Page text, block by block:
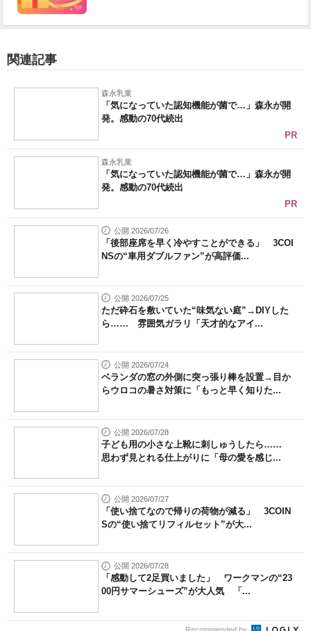
関連記事
森永乳業
「気になっていた認知機能が菌で…」森永が開
発。感動の70代続出
PR
森永乳業
「気になっていた認知機能が菌で…」森永が開
発。感動の70代続出
PR
公開 2026/07/26
「後部座席を早く冷やすことができる」 3COI
NSの“車用ダブルファン”が高評価...
公開 2026/07/25
ただ砕石を敷いていた“味気ない庭”→DIYした
ら…… 雰囲気ガラリ「天才的なアイ...
公開 2026/07/24
ベランダの窓の外側に突っ張り棒を設置→目か
らウロコの暑さ対策に「もっと早く知りた...
公開 2026/07/28
子ども用の小さな上靴に刺しゅうしたら……
思わず見とれる仕上がりに「母の愛を感じ...
公開 2026/07/27
「使い捨てなので帰りの荷物が減る」 3COIN
Sの“使い捨てリフィルセット”が大...
公開 2026/07/28
「感動して2足買いました」 ワークマンの“23
00円サマーシューズ”が大人気 「...